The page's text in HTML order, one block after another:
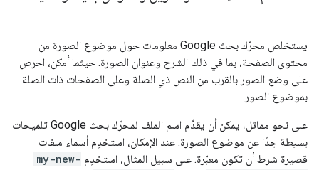
يستخلص محرّك بحث Google معلومات حول موضوع الصورة من
محتوى الصفحة، بما في ذلك الشرح وعنوان الصورة. حيثما أمكن، احرص
على وضع الصور بالقرب من النص ذي الصلة وعلى الصفحات ذات الصلة
بموضوع الصور.
على نحو مماثل، يمكن أن يقدّم اسم الملف لمحرّك بحث Google تلميحات
بسيطة جدًا عن موضوع الصورة. عند الإمكان، استخدِم أسماء ملفات
قصيرة شرط أن تكون معبّرة. على سبيل المثال، استخدِم my-new-